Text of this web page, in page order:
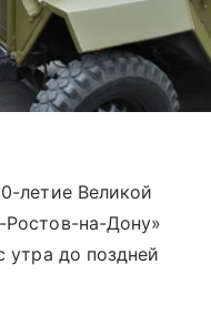
летие Великой
на-Дону»
утра до поздней